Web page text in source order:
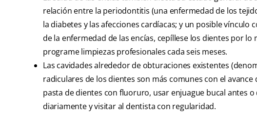
relación entre la periodontitis (una enfermedad de los
la diabetes y las afecciones cardíacas; y un posible
de la enfermedad de las encías, cepíllese los dientes por
programe limpiezas profesionales cada seis meses.
Las cavidades alrededor de obturaciones existentes
radiculares de los dientes son más comunes con el
pasta de dientes con fluoruro, usar enjuague bucal antes
diariamente y visitar al dentista con regularidad.